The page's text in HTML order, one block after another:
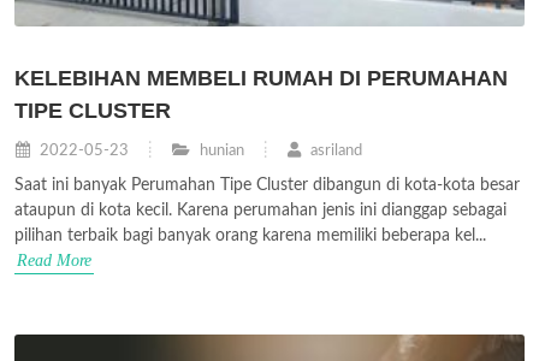
KELEBIHAN MEMBELI RUMAH DI PERUMAHAN
TIPE CLUSTER
2022-05-23 hunian asriland
Saat ini banyak Perumahan Tipe Cluster dibangun di kota-kota besar
ataupun di kota kecil. Karena perumahan jenis ini dianggap sebagai
pilihan terbaik bagi banyak orang karena memiliki beberapa kel...
Read More